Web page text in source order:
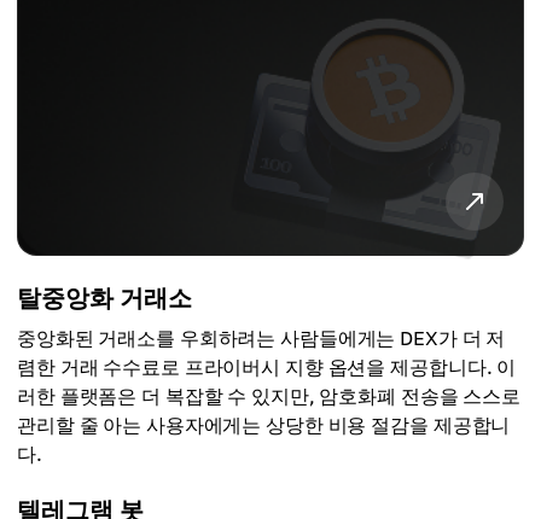
탈중앙화 거래소
중앙화된 거래소를 우회하려는 사람들에게는 DEX가 더 저
렴한 거래 수수료로 프라이버시 지향 옵션을 제공합니다. 이
러한 플랫폼은 더 복잡할 수 있지만, 암호화폐 전송을 스스로
관리할 줄 아는 사용자에게는 상당한 비용 절감을 제공합니
다.
텔레그램 봇